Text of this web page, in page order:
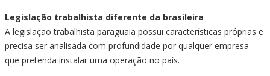
Legislação trabalhista diferente da brasileira
A legislação trabalhista paraguaia possui características próprias e
precisa ser analisada com profundidade por qualquer empresa
que pretenda instalar uma operação no país.